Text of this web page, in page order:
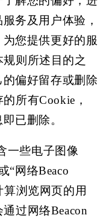
务及用户体验，
您提供更好的服
则所述目的之
偏好留存或删除
所有Cookie，
已删除。
一些电子图像
“网络Beaco
算浏览网页的用
过网络Beacon